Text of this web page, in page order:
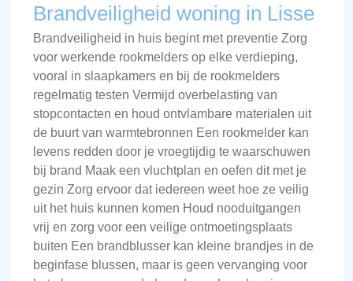
Brandveiligheid woning in Lisse
Brandveiligheid in huis begint met preventie Zorg
voor werkende rookmelders op elke verdieping,
vooral in slaapkamers en bij de rookmelders
regelmatig testen Vermijd overbelasting van
stopcontacten en houd ontvlambare materialen uit
de buurt van warmtebronnen Een rookmelder kan
levens redden door je vroegtijdig te waarschuwen
bij brand Maak een vluchtplan en oefen dit met je
gezin Zorg ervoor dat iedereen weet hoe ze veilig
uit het huis kunnen komen Houd nooduitgangen
vrij en zorg voor een veilige ontmoetingsplaats
buiten Een brandblusser kan kleine brandjes in de
beginfase blussen, maar is geen vervanging voor